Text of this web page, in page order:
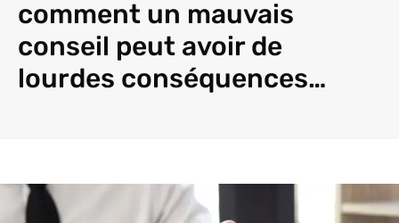
comment un mauvais
conseil peut avoir de
lourdes conséquences…